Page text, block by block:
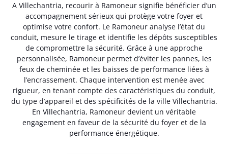
A Villechantria, recourir à Ramoneur signifie bénéficier d’un
accompagnement sérieux qui protège votre foyer et
optimise votre confort. Le Ramoneur analyse l’état du
conduit, mesure le tirage et identifie les dépôts susceptibles
de compromettre la sécurité. Grâce à une approche
personnalisée, Ramoneur permet d’éviter les pannes, les
feux de cheminée et les baisses de performance liées à
l’encrassement. Chaque intervention est menée avec
rigueur, en tenant compte des caractéristiques du conduit,
du type d’appareil et des spécificités de la ville Villechantria.
En Villechantria, Ramoneur devient un véritable
engagement en faveur de la sécurité du foyer et de la
performance énergétique.